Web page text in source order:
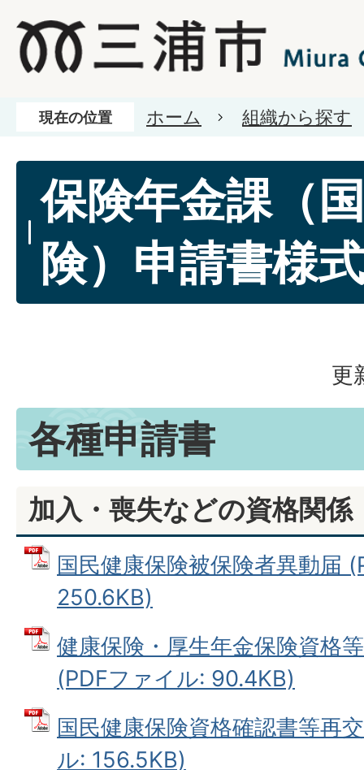
現在の位置 ホーム 組織から探す
保険年金課（
険）申請書様式
更
各種申請書
加入・喪失などの資格関係
国民健康保険被保険者異動届
250.6KB)
健康保険・厚生年金保険資格
(PDFファイル: 90.4KB)
国民健康保険資格確認書等再
ル: 156.5KB)